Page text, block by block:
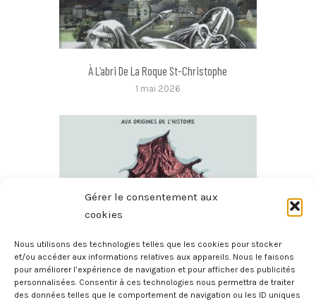
Gérer le consentement aux
cookies
Nous utilisons des technologies telles que les cookies pour stocker
et/ou accéder aux informations relatives aux appareils. Nous le faisons
pour améliorer l’expérience de navigation et pour afficher des publicités
personnalisées. Consentir à ces technologies nous permettra de traiter
des données telles que le comportement de navigation ou les ID uniques
À L’abri De La Roque St-Christophe
1 mai 2026
Quand La Femme Était L’Homme
16 avril 2026